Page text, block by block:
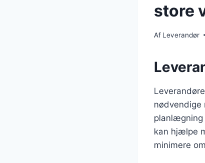
store
Af Leverandør
planlægning
kan hjælpe
minimere